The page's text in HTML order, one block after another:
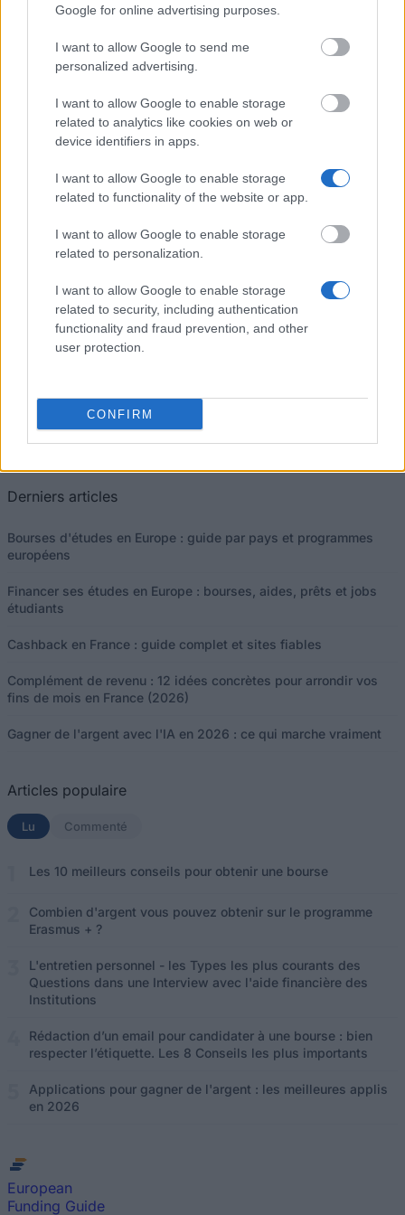
Google for online advertising purposes.
I want to allow Google to send me
personalized advertising.
I want to allow Google to enable storage
related to analytics like cookies on web or
device identifiers in apps.
I want to allow Google to enable storage
related to functionality of the website or app.
I want to allow Google to enable storage
related to personalization.
I want to allow Google to enable storage
related to security, including authentication
functionality and fraud prevention, and other
user protection.
CONFIRM
possession d'un baccalauréat ou l'équivalent.
Applications devraient être faites avant le début des
études. Les candidats devraient avoir des grades
supérieurs à la moyenne.
Application deadline
31.03.
NosPartenaires
Ce projet a été financé avec le soutien de la Commission européenne
Derniers articles
Bourses d'études en Europe : guide par pays et programmes
européens
Financer ses études en Europe : bourses, aides, prêts et jobs
étudiants
Cashback en France : guide complet et sites fiables
Complément de revenu : 12 idées concrètes pour arrondir vos
fins de mois en France (2026)
Gagner de l'argent avec l'IA en 2026 : ce qui marche vraiment
Articles populaire
Lu (onglet actif)
Commenté
Les 10 meilleurs conseils pour obtenir une bourse
Combien d'argent vous pouvez obtenir sur le programme
Erasmus + ?
L'entretien personnel - les Types les plus courants des
Questions dans une Interview avec l'aide financière des
Institutions
Rédaction d’un email pour candidater à une bourse : bien
respecter l’étiquette. Les 8 Conseils les plus importants
Applications pour gagner de l'argent : les meilleures applis
en 2026
European
Funding Guide